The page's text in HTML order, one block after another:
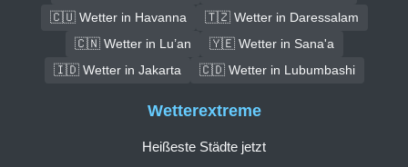
🇨🇺 Wetter in Havanna
🇹🇿 Wetter in Daressalam
🇨🇳 Wetter in Lu’an
🇾🇪 Wetter in Sana'a
🇮🇩 Wetter in Jakarta
🇨🇩 Wetter in Lubumbashi
Wetterextreme
Heißeste Städte jetzt